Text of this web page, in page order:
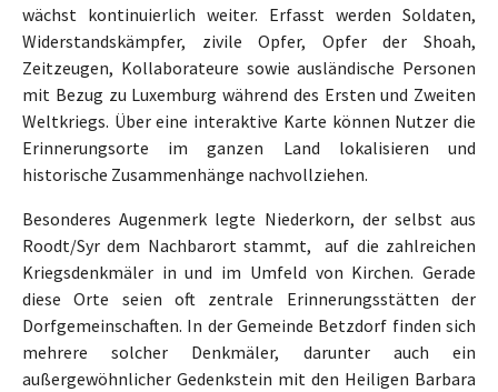
wächst kontinuierlich weiter. Erfasst werden Soldaten,
Widerstandskämpfer, zivile Opfer, Opfer der Shoah,
Zeitzeugen, Kollaborateure sowie ausländische Personen
mit Bezug zu Luxemburg während des Ersten und Zweiten
Weltkriegs. Über eine interaktive Karte können Nutzer die
Erinnerungsorte im ganzen Land lokalisieren und
historische Zusammenhänge nachvollziehen.
Besonderes Augenmerk legte Niederkorn, der selbst aus
Roodt/Syr dem Nachbarort stammt, auf die zahlreichen
Kriegsdenkmäler in und im Umfeld von Kirchen. Gerade
diese Orte seien oft zentrale Erinnerungsstätten der
Dorfgemeinschaften. In der Gemeinde Betzdorf finden sich
mehrere solcher Denkmäler, darunter auch ein
außergewöhnlicher Gedenkstein mit den Heiligen Barbara